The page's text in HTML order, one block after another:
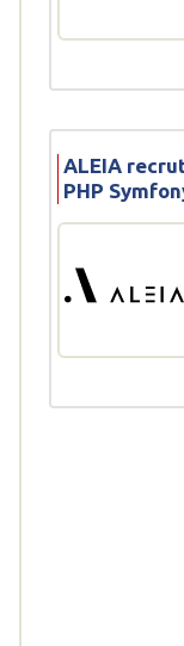
ALEIA
PHP